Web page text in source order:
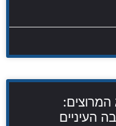
המרוצים:
העיניים